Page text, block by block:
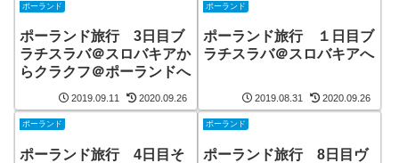
ポーランド
ポーランド旅行 3日目ブ
ラチスラバ＠スロバキアか
らクラクフ＠ポーランドへ
2019.09.11 2020.09.26
ポーランド
ポーランド旅行 １日目ブ
ラチスラバ＠スロバキアへ
2019.08.31 2020.09.26
ポーランド
ポーランド旅行 4日目そ
ポーランド
ポーランド旅行 8日目ヴ